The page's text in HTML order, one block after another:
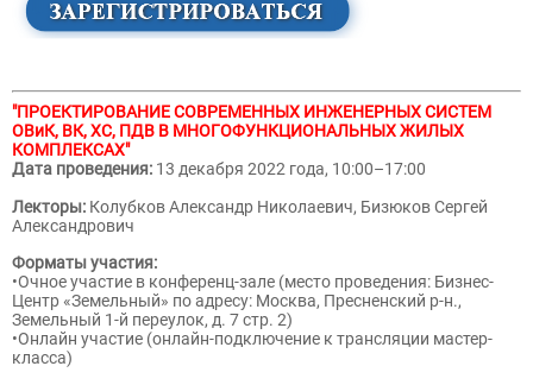
"ПРОЕКТИРОВАНИЕ СОВРЕМЕННЫХ ИНЖЕНЕРНЫХ СИСТЕМ
ОВиК, ВК, ХС, ПДВ В МНОГОФУНКЦИОНАЛЬНЫХ ЖИЛЫХ
КОМПЛЕКСАХ"
Дата проведения: 13 декабря 2022 года, 10:00–17:00
Лекторы: Колубков Александр Николаевич, Бизюков Сергей
Александрович
Форматы участия:
•Очное участие в конференц-зале (место проведения: Бизнес-
Центр «Земельный» по адресу: Москва, Пресненский р-н.,
Земельный 1-й переулок, д. 7 стр. 2)
•Онлайн участие (онлайн-подключение к трансляции мастер-
класса)